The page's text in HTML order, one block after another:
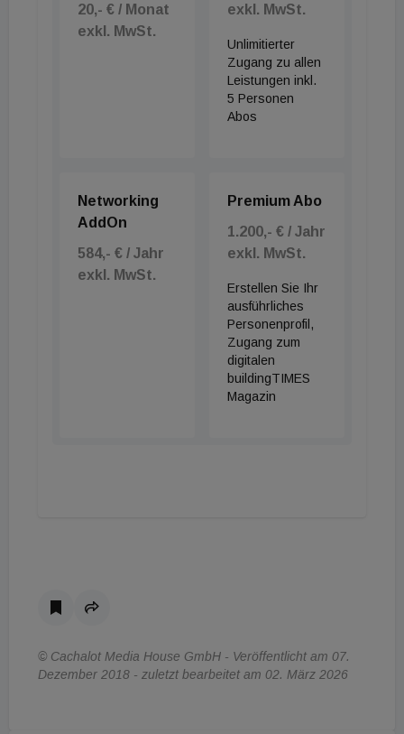
20,- € / Monat
exkl. MwSt.
exkl. MwSt.
Unlimitierter
Zugang zu allen
Leistungen inkl.
5 Personen
Abos
Networking
AddOn
584,- € / Jahr
exkl. MwSt.
Premium Abo
1.200,- € / Jahr
exkl. MwSt.
Erstellen Sie Ihr
ausführliches
Personenprofil,
Zugang zum
digitalen
buildingTIMES
Magazin
© Cachalot Media House GmbH - Veröffentlicht am 07.
Dezember 2018 - zuletzt bearbeitet am 02. März 2026